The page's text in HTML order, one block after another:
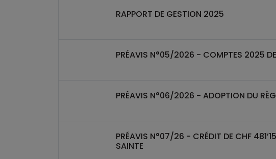
RAPPORT DE GESTION 2025
PRÉAVIS N°05/2026 - COMPTES 2025
PRÉAVIS N°06/2026 - ADOPTION DU
PRÉAVIS N°07/26 - CRÉDIT DE CHF
SAINTE